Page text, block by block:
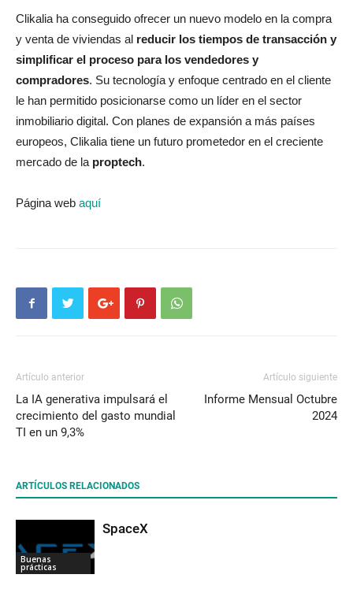
Clikalia ha conseguido ofrecer un nuevo modelo en la compra
y venta de viviendas al reducir los tiempos de transacción y
simplificar el proceso para los vendedores y
compradores. Su tecnología y enfoque centrado en el cliente
le han permitido posicionarse como un líder en el sector
inmobiliario digital. Con planes de expansión a más países
europeos, Clikalia tiene un futuro prometedor en el creciente
mercado de la proptech.
Página web aquí
Artículo anterior
La IA generativa impulsará el
crecimiento del gasto mundial
TI en un 9,3%
Artículo siguiente
Informe Mensual Octubre
2024
ARTÍCULOS RELACIONADOS
Buenas
prácticas
SpaceX